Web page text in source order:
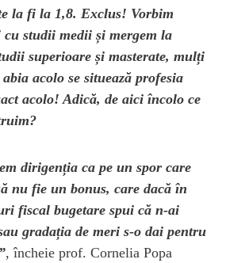
la fi la 1,8. Exclus! Vorbim
cu studii medii și mergem la
superioare și masterate, mulți
acolo se situează profesia
acolo! Adică, de aici încolo ce
dirigenția ca pe un spor care
nu fie un bonus, care dacă în
fiscal bugetare spui că n-ai
gradația de meri s-o dai pentru
, încheie prof. Cornelia Popa